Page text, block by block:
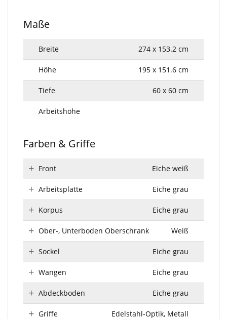
Maße
Breite 274 x 153.2 cm
Höhe 195 x 151.6 cm
Tiefe 60 x 60 cm
Arbeitshöhe
Farben & Griffe
Front Eiche weiß
Arbeitsplatte Eiche grau
Korpus Eiche grau
Ober-, Unterboden Oberschrank Weiß
Sockel Eiche grau
Wangen Eiche grau
Abdeckboden Eiche grau
Griffe Edelstahl-Optik, Metall